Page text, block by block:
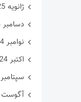
ژانویه 2025
دسامبر 2024
نوامبر 2024
اکتبر 2024
سپتامبر 2024
آگوست 2024